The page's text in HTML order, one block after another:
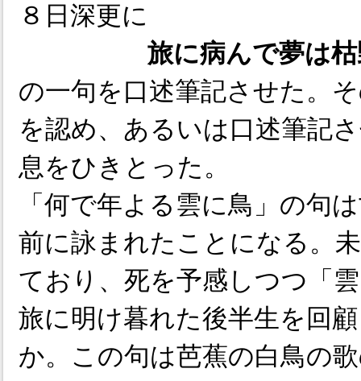
８日深更に
旅に病んで夢は
の一句を口述筆記させた。
を認め、あるいは口述筆記
息をひきとった。
「何で年よる雲に鳥」の句
前に詠まれたことになる。
ており、死を予感しつつ「
旅に明け暮れた後半生を回
か。この句は芭蕉の白鳥の